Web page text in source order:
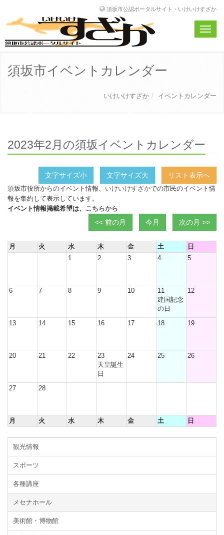
須坂市公認ポータルサイト・いけいけすざか
Toggle
須坂市イベントカレンダー
いけいけすざか イベントカレンダー
2023年2月の須坂イベントカレンダー
文字サイズ小 文字サイズ大 リスト表示へ
須坂市役所からのイベント情報、 いけいけすざかでの市民のイベント情
報を集約して表示しています。
イベント情報掲載希望は、 こちらから
<< 前の月 今月 次の月 >>
月 火 水 木 金 土
日
1
2 3 4 5
6 7 8 9 10
11
建国記念
の日
12
13 14 15 16 17 18 19
20 21 22
23
天皇誕生
日
24 25 26
27 28
月 火 水 木 金 土 日
観光情報
スポーツ
各種講座
メセナホール
美術館・博物館